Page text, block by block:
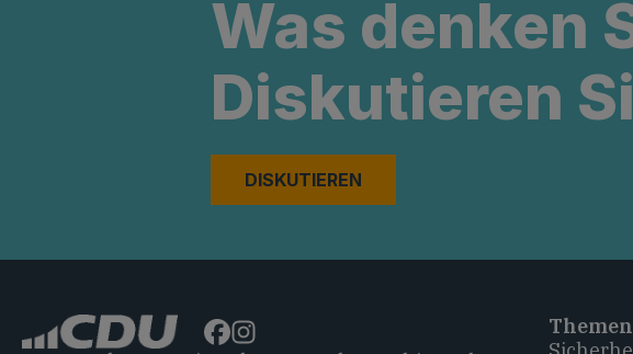
Was denken
Diskutieren
DISKUTIEREN
Themen